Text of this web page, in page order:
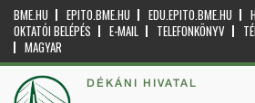
BME.HU EPITO.BME.HU EDU.EPITO.BME.HU
OKTATÓI BELÉPÉS
E-MAIL TELEFONKÖNYV
MAGYAR
DÉKÁNI HIVATAL